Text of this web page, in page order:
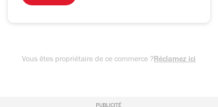
Vous êtes propriétaire de ce commerce ?Réclamez ici